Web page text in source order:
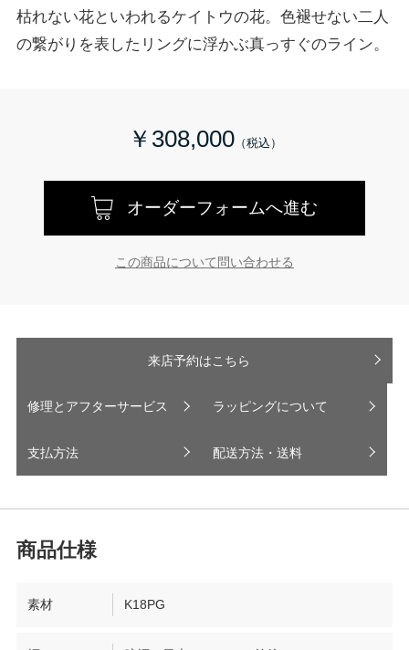
枯れない花といわれるケイトウの花。色褪せない二人
の繋がりを表したリングに浮かぶ真っすぐのライン。
￥308,000
オーダーフォームへ進む
この商品について問い合わせる
来店予約はこちら
修理とアフターサービス ラッピングについて
支払方法 配送方法・送料
素材 K18PG